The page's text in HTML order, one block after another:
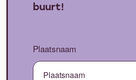
buurt!
Plaatsnaam